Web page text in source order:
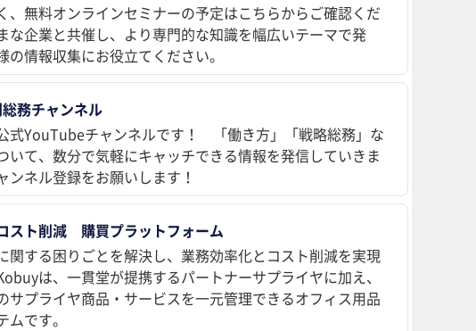
、無料オンラインセミナーの予定はこちらからご確認くだ
な企業と共催し、より専門的な知識を幅広いテーマで発
の情報収集にお役立てください。
務チャンネル
式YouTubeチャンネルです！ 「働き方」「戦略総務」な
いて、数分で気軽にキャッチできる情報を発信していきま
ンネル登録をお願いします！
スト削減 購買プラットフォーム
関する困りごとを解決し、業務効率化とコスト削減を実現
は、一貫堂が提携するパートナーサプライヤに加え、
サプライヤ商品・サービスを一元管理できるオフィス用品
です。